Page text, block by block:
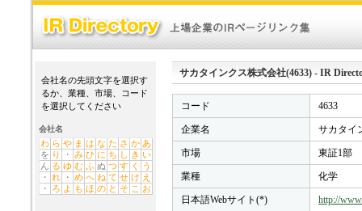
会社名の先頭文字を選択す
るか、業種、市場、コード
を選択してください
会社名
わ ら や ま は な た さ か あ
を り ・ み ひ に ち し き い
ん る ゆ む ふ ぬ つ す く
う
・ れ ・ め へ ね て せ け え
・
ろ よ も ほ の と そ こ お
サカタインクス株式会社(4633) - IR
コード 4633
企業名 サカタイ
市場 東証1部
業種 化学
日本語Webサイト(*) http://